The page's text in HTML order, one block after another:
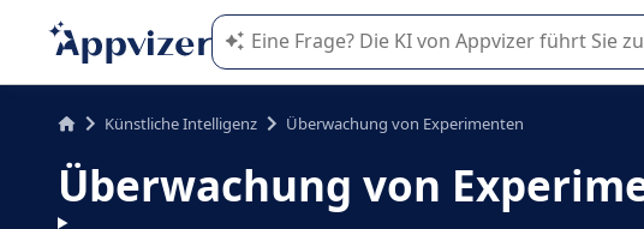
Die KI von Appvizer führt Sie bei der Nutzung
Künstliche Intelligenz Überwachung von Experimenten
Überwachung von